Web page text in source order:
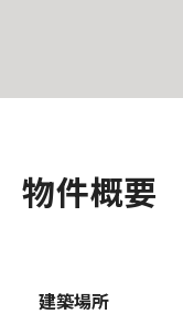
物件概要
建築場所